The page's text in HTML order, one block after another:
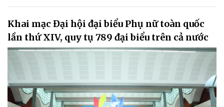
Khai mạc Đại hội đại biểu Phụ nữ toàn quốc
lần thứ XIV, quy tụ 789 đại biểu trên cả nước